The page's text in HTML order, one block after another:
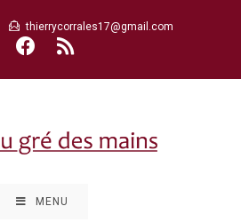
thierrycorrales17@gmail.com
MENU